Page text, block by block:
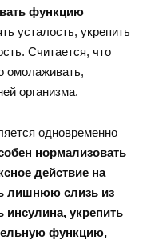
функцию
усталость, укрепить
Считается, что
омолаживать,
организма.
одновременно
нормализовать
действие на
лишнюю слизь из
инсулина, укрепить
функцию,